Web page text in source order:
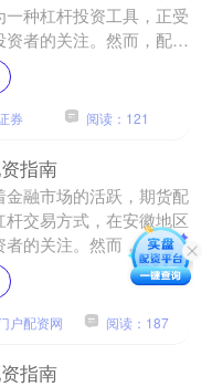
一种杠杆投资工具，正受
者的关注。然而，配资
如何选择正规平台、掌
为投资者必....
券 阅读：121
指南
金融市场的活跃，期货配
杆交易方式，在安徽地区
者的关注。然而，期货配
险，且市场环境复杂多
为安徽投资者提....
户配资网 阅读：187
指南